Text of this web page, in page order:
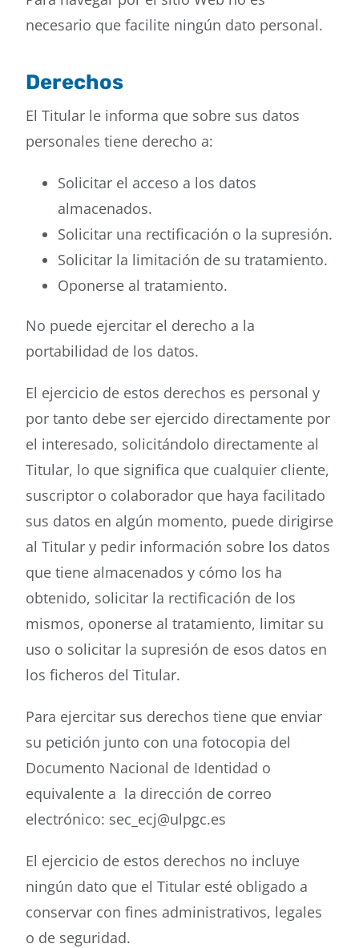
necesario que facilite ningún dato personal.
Derechos
El Titular le informa que sobre sus datos
personales tiene derecho a:
Solicitar el acceso a los datos
almacenados.
Solicitar una rectificación o la supresión.
Solicitar la limitación de su tratamiento.
Oponerse al tratamiento.
No puede ejercitar el derecho a la
portabilidad de los datos.
El ejercicio de estos derechos es personal y
por tanto debe ser ejercido directamente por
el interesado, solicitándolo directamente al
Titular, lo que significa que cualquier cliente,
suscriptor o colaborador que haya facilitado
sus datos en algún momento, puede dirigirse
al Titular y pedir información sobre los datos
que tiene almacenados y cómo los ha
obtenido, solicitar la rectificación de los
mismos, oponerse al tratamiento, limitar su
uso o solicitar la supresión de esos datos en
los ficheros del Titular.
Para ejercitar sus derechos tiene que enviar
su petición junto con una fotocopia del
Documento Nacional de Identidad o
equivalente a la dirección de correo
electrónico: sec_ecj@ulpgc.es
El ejercicio de estos derechos no incluye
ningún dato que el Titular esté obligado a
conservar con fines administrativos, legales
o de seguridad.